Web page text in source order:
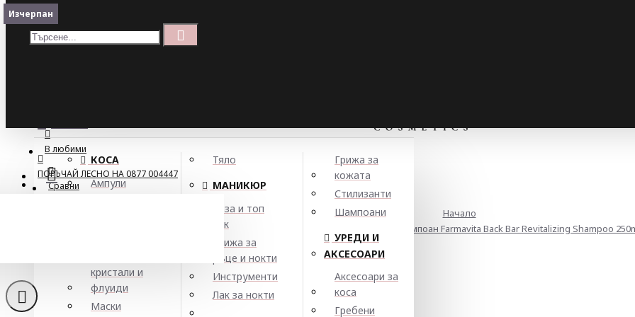
Меню
Кошница
В любими
Сравни
КОСА
Ампули
кристали и
флуиди
Маски
Тяло
МАНИКЮР
База и топ
лак
Грижа за
ръце и нокти
Инструменти
Лак за нокти
Грижа за
кожата
Стилизанти
Шампоани
УРЕДИ И
АКСЕСОАРИ
Аксесоари за
коса
Гребени
ПОРЪЧАЙ ЛЕСНО НА 0877 004447
Начало
Ревитализиращ билков шампоан Farmavita Back Bar Revitalizing Shampoo
Изчерпан